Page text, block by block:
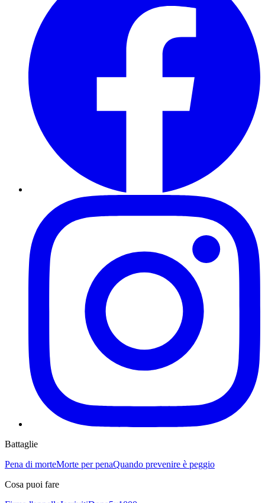
Battaglie
Pena di morteMorte per penaQuando prevenire è peggio
Cosa puoi fare